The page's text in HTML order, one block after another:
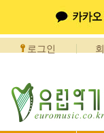
로그인